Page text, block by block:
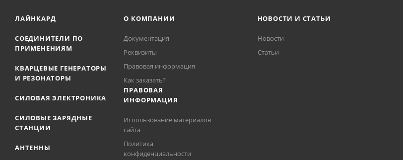
ЛАЙНКАРД
СОЕДИНИТЕЛИ ПО
ПРИМЕНЕНИЯМ
КВАРЦЕВЫЕ ГЕНЕРАТОРЫ
И РЕЗОНАТОРЫ
СИЛОВАЯ ЭЛЕКТРОНИКА
СИЛОВЫЕ ЗАРЯДНЫЕ
СТАНЦИИ
АНТЕННЫ
О КОМПАНИИ
Документация
Реквизиты
Правовая информация
Как заказать?
ПРАВОВАЯ
ИНФОРМАЦИЯ
Использование материалов
сайта
Политика
конфиденциальности
НОВОСТИ И СТАТЬИ
Новости
Статьи